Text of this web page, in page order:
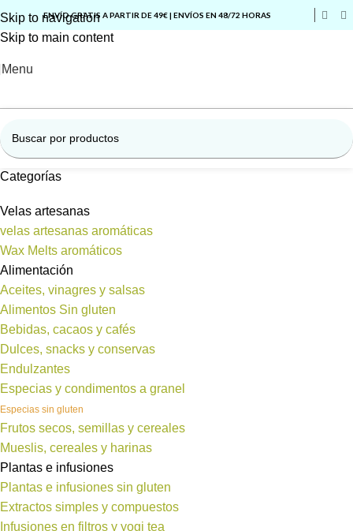
Skip to navigation
Skip to main content
ENVÍO GRATIS A PARTIR DE 49€ | ENVÍOS EN 48/72 HORAS
Menu
Categorías
Velas artesanas
velas artesanas aromáticas
Wax Melts aromáticos
Alimentación
Aceites, vinagres y salsas
Alimentos Sin gluten
Bebidas, cacaos y cafés
Dulces, snacks y conservas
Endulzantes
Especias y condimentos a granel
Especias sin gluten
Frutos secos, semillas y cereales
Mueslis, cereales y harinas
Plantas e infusiones
Plantas e infusiones sin gluten
Extractos simples y compuestos
Infusiones en filtros y yogi tea